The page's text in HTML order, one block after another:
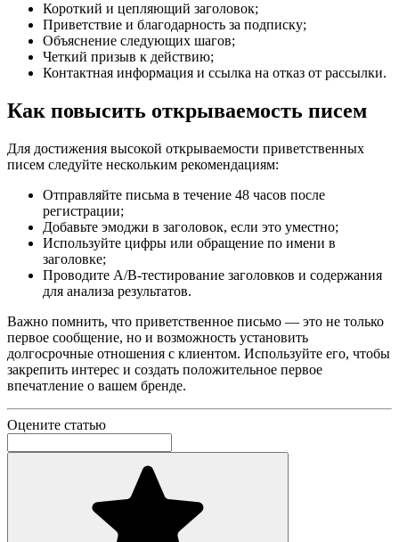
Короткий и цепляющий заголовок;
Приветствие и благодарность за подписку;
Объяснение следующих шагов;
Четкий призыв к действию;
Контактная информация и ссылка на отказ от рассылки.
Как повысить открываемость писем
Для достижения высокой открываемости приветственных
писем следуйте нескольким рекомендациям:
Отправляйте письма в течение 48 часов после
регистрации;
Добавьте эмоджи в заголовок, если это уместно;
Используйте цифры или обращение по имени в
заголовке;
Проводите A/B-тестирование заголовков и содержания
для анализа результатов.
Важно помнить, что приветственное письмо — это не только
первое сообщение, но и возможность установить
долгосрочные отношения с клиентом. Используйте его, чтобы
закрепить интерес и создать положительное первое
впечатление о вашем бренде.
Оцените статью